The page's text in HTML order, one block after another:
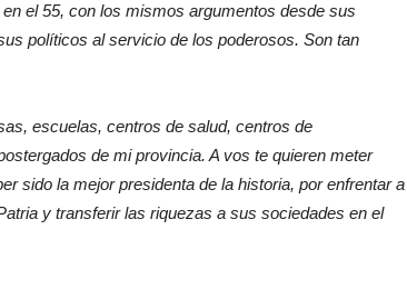
el 55, con los mismos argumentos desde sus
políticos al servicio de los poderosos. Son tan
escuelas, centros de salud, centros de
de mi provincia. A vos te quieren meter
sido la mejor presidenta de la historia, por enfrentar a
y transferir las riquezas a sus sociedades en el